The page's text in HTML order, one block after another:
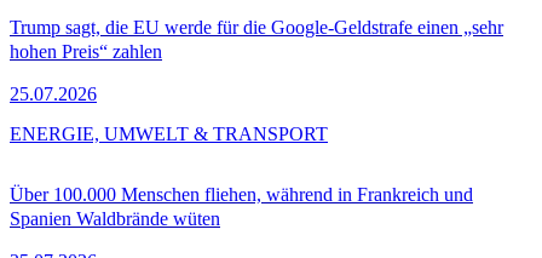
Trump sagt, die EU werde für die Google-Geldstrafe einen „sehr
hohen Preis“ zahlen
25.07.2026
Über 100.000 Menschen fliehen, während in Frankreich und
Spanien Waldbrände wüten
ENERGIE, UMWELT & TRANSPORT